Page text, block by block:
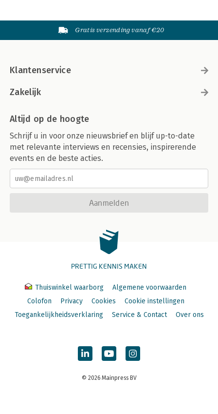
Gratis verzending vanaf €20
Klantenservice
Zakelijk
Altijd op de hoogte
Schrijf u in voor onze nieuwsbrief en blijf up-to-date
met relevante interviews en recensies, inspirerende
events en de beste acties.
Aanmelden
PRETTIG KENNIS MAKEN
Thuiswinkel waarborg
Algemene voorwaarden
Colofon
Privacy Cookies
Cookie instellingen
Toegankelijkheidsverklaring
Service & Contact Over ons
© 2026 Mainpress BV